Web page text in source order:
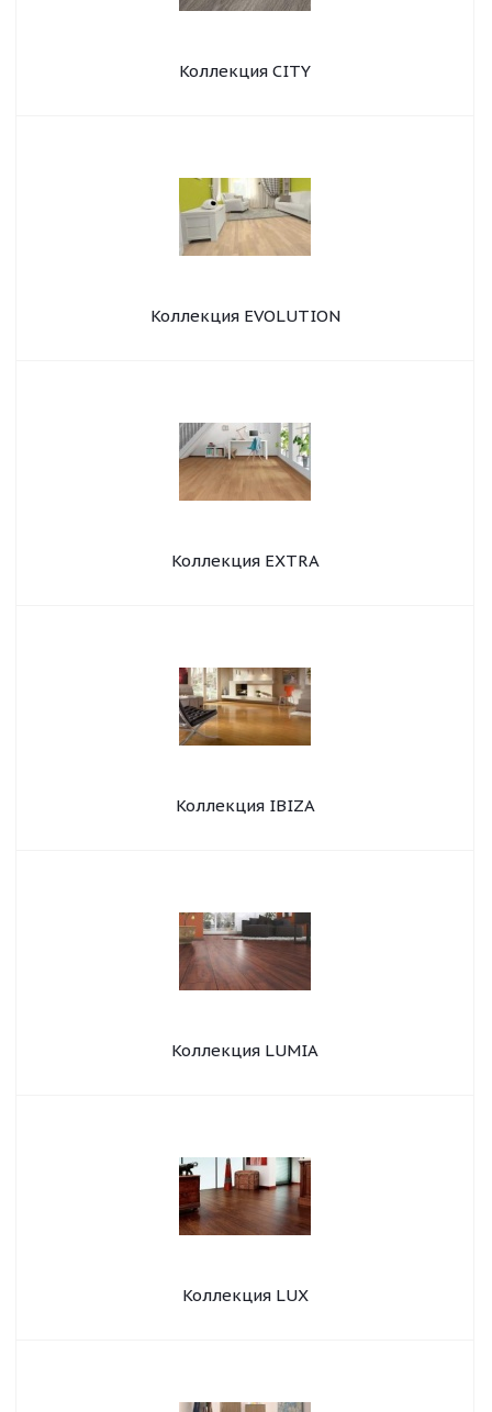
Коллекция CITY
Коллекция EVOLUTION
Коллекция EXTRA
Коллекция IBIZA
Коллекция LUMIA
Коллекция LUX